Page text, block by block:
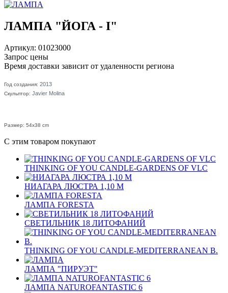
ЛАМПА "ЙОГА - I"
Артикул: 01023000
Запрос цены
Время доставки зависит от удаленности региона
Год создания: 2013
Скульптор: Javier Molina
Размер: 54x38 cm
С этим товаром покупают
THINKING OF YOU CANDLE-GARDENS OF VLC
НИАГАРА ЛЮСТРА 1,10 M
ЛАМПА FORESTA
СВЕТИЛЬНИК 18 ЛИТОФАНИЙ
THINKING OF YOU CANDLE-MEDITERRANEAN B.
ЛАМПА "ПИРУЭТ"
ЛАМПА NATUROFANTASTIC 6